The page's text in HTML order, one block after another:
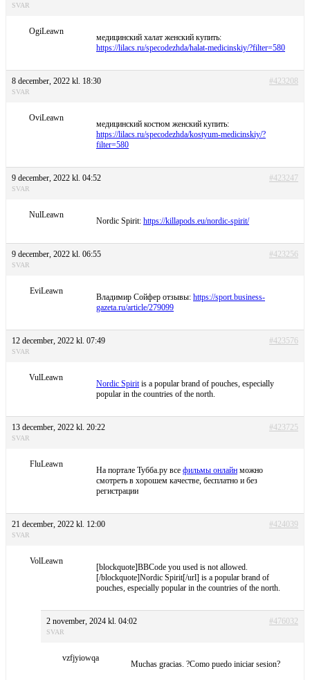
SVAR
OgiLeawn
медицинский халат женский купить:
https://lilacs.ru/specodezhda/halat-medicinskiy/?filter=580
8 december, 2022 kl. 18:30 #423208
SVAR
OviLeawn
медицинский костюм женский купить:
https://lilacs.ru/specodezhda/kostyum-medicinskiy/?
filter=580
9 december, 2022 kl. 04:52 #423247
SVAR
NulLeawn
Nordic Spirit: https://killapods.eu/nordic-spirit/
9 december, 2022 kl. 06:55 #423256
SVAR
EviLeawn
Владимир Сойфер отзывы: https://sport.business-
gazeta.ru/article/279099
12 december, 2022 kl. 07:49 #423576
SVAR
VulLeawn
Nordic Spiritis a popular brand of pouches, especially
popular in the countries of the north.
13 december, 2022 kl. 20:22 #423725
SVAR
FluLeawn
На портале Тубба.ру все фильмы онлайн можно
смотреть в хорошем качестве, бесплатно и без
регистрации
21 december, 2022 kl. 12:00 #424039
SVAR
VolLeawn
[blockquote]BBCode you used is not allowed.
[/blockquote]Nordic Spirit[/url] is a popular brand of
pouches, especially popular in the countries of the north.
2 november, 2024 kl. 04:02 #476032
SVAR
vzfjyiowqa
Muchas gracias. ?Como puedo iniciar sesion?